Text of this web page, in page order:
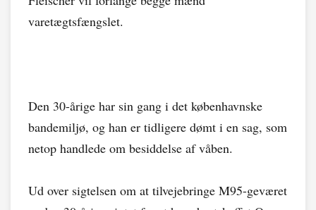
varetægtsfængslet.
Den 30-årige har sin gang i det københavnske
bandemiljø, og han er tidligere dømt i en sag, som
netop handlede om besiddelse af våben.
Ud over sigtelsen om at tilvejebringe M95-geværet